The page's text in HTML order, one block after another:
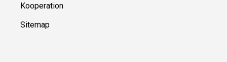
Kooperation
Sitemap